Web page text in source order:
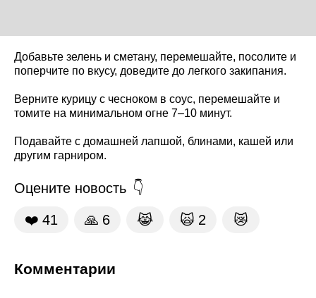
Добавьте зелень и сметану, перемешайте, посолите и
поперчите по вкусу, доведите до легкого закипания.
Верните курицу с чесноком в соус, перемешайте и
томите на минимальном огне 7–10 минут.
Подавайте с домашней лапшой, блинами, кашей или
другим гарниром.
Оцените новость
❤️ 41 🙏 6 😹 🙀 2 😿
Комментарии